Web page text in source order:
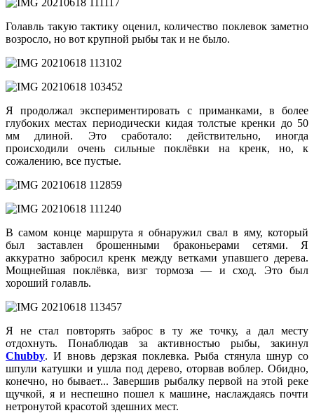
Голавль такую тактику оценил, количество поклевок заметно
возросло, но вот крупной рыбы так и не было.
Я продолжал экспериментировать с приманками, в более
глубоких местах периодически кидая толстые кренки до 50
мм длиной. Это сработало: действительно, иногда
происходили очень сильные поклёвки на кренк, но, к
сожалению, все пустые.
В самом конце маршрута я обнаружил свал в яму, который
был заставлен брошенными браконьерами сетями. Я
аккуратно забросил кренк между ветками упавшего дерева.
Мощнейшая поклёвка, визг тормоза — и сход. Это был
хороший голавль.
Я не стал повторять заброс в ту же точку, а дал месту
отдохнуть. Понаблюдав за активностью рыбы, закинул
Chubby. И вновь дерзкая поклевка. Рыба стянула шнур со
шпули катушки и ушла под дерево, оторвав воблер. Обидно,
конечно, но бывает... Завершив рыбалку первой на этой реке
щучкой, я и неспешно пошел к машине, наслаждаясь почти
нетронутой красотой здешних мест.